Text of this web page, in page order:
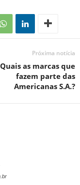
Próxima notícia
Quais as marcas que
fazem parte das
Americanas S.A.?